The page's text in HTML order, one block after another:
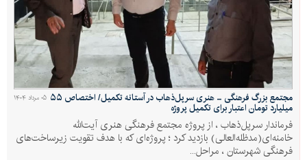
۰۵ مرداد ۱۴۰۴ مجتمع بزرگ فرهنگی - هنری سرپل‌ذهاب در آستانه تکمیل/ اختصاص ۵۵
میلیارد تومان اعتبار برای تکمیل پروژه
فرماندار سرپل‌ذهاب ، از پروژه مجتمع فرهنگی هنری آیت‌الله
خامنه‌ای(مدظله‌العالی) بازدید کرد ؛ پروژه‌ای که با هدف تقویت زیرساخت‌های
فرهنگی شهرستان ، مراحل...